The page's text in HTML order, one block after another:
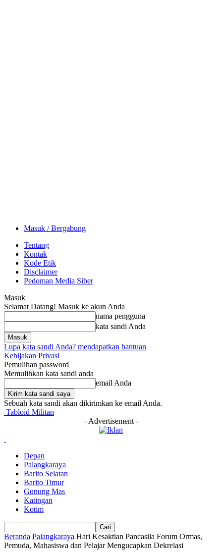
Masuk / Bergabung
Tentang
Kontak
Kode Etik
Disclaimer
Pedoman Media Siber
Masuk
Selamat Datang! Masuk ke akun Anda
nama pengguna
kata sandi Anda
Lupa kata sandi Anda? mendapatkan bantuan
Kebijakan Privasi
Pemulihan password
Memulihkan kata sandi anda
email Anda
Sebuah kata sandi akan dikirimkan ke email Anda.
Tabloid Militan
- Advertisement -
Depan
Palangkaraya
Barito Selatan
Barito Timur
Gunung Mas
Katingan
Kotim
Beranda Palangkaraya Hari Kesaktian Pancasila Forum Ormas,
Pemuda, Mahasiswa dan Pelajar Mengucapkan Dekrelasi